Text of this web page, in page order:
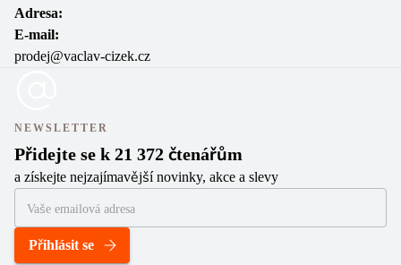
Adresa:
E-mail:
prodej@vaclav-cizek.cz
NEWSLETTER
Přidejte se k 21 372 čtenářům
a získejte nejzajímavější novinky, akce a slevy
Přihlásit se